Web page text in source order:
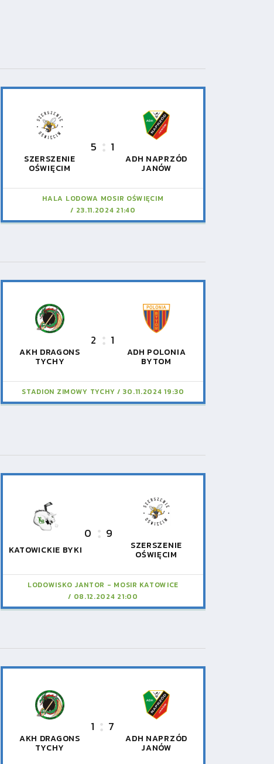
SZERSZENIE
OŚWIĘCIM
5 1
ADH NAPRZÓD
JANÓW
HALA LODOWA MOSIR OŚWIĘCIM
23.11.2024 21:40
AKH DRAGONS
TYCHY
2 1
ADH POLONIA
BYTOM
STADION ZIMOWY TYCHY 30.11.2024 19:30
KATOWICKIE BYKI
0 9
SZERSZENIE
OŚWIĘCIM
LODOWISKO JANTOR - MOSIR KATOWICE
08.12.2024 21:00
AKH DRAGONS
TYCHY
1 7
ADH NAPRZÓD
JANÓW